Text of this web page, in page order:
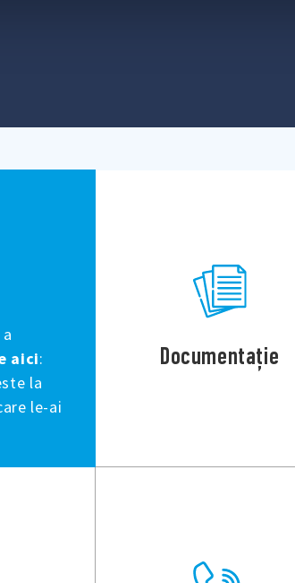
aici:
la
le-ai
Documentație